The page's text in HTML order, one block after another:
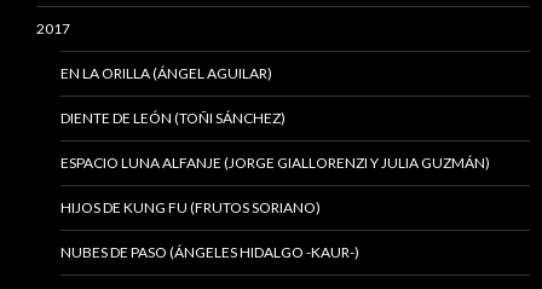
2017
EN LA ORILLA (ÁNGEL AGUILAR)
DIENTE DE LEÓN (TOÑI SÁNCHEZ)
ESPACIO LUNA ALFANJE (JORGE GIALLORENZI Y JULIA GUZMÁN)
HIJOS DE KUNG FU (FRUTOS SORIANO)
NUBES DE PASO (ÁNGELES HIDALGO -KAUR-)